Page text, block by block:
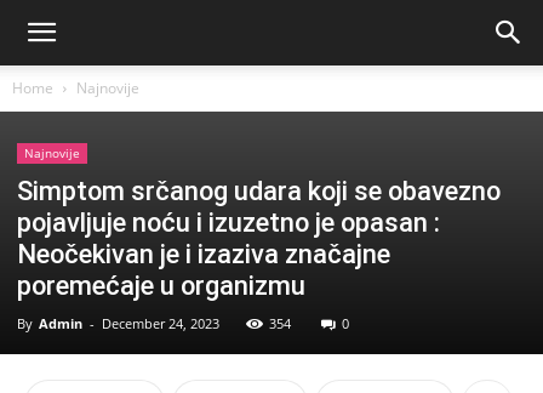
Home Najnovije
Najnovije
Simptom srčanog udara koji se obavezno
pojavljuje noću i izuzetno je opasan :
Neočekivan je i izaziva značajne
poremećaje u organizmu
By Admin - December 24, 2023 354 0